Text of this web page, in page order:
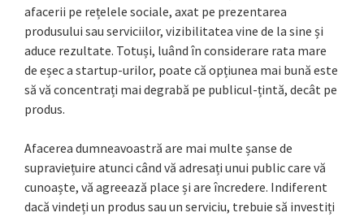
afacerii pe rețelele sociale, axat pe prezentarea
produsului sau serviciilor, vizibilitatea vine de la sine și
aduce rezultate. Totuși, luând în considerare rata mare
de eșec a startup-urilor, poate că opțiunea mai bună este
să vă concentrați mai degrabă pe publicul-țintă, decât pe
produs.
Afacerea dumneavoastră are mai multe șanse de
supraviețuire atunci când vă adresați unui public care vă
cunoaște, vă agreează place și are încredere. Indiferent
dacă vindeți un produs sau un serviciu, trebuie să investiți